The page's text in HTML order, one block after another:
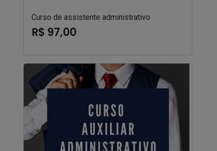
Curso de assistente administrativo
R$ 97,00